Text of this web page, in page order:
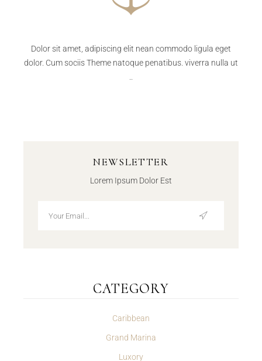
Dolor sit amet, adipiscing elit nean commodo ligula eget
dolor. Cum sociis Theme natoque penatibus. viverra nulla ut
..
NEWSLETTER
Lorem Ipsum Dolor Est
CATEGORY
Caribbean
Grand Marina
Luxory